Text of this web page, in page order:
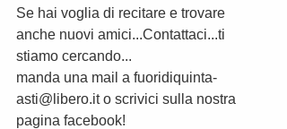
Se hai voglia di recitare e trovare
anche nuovi amici...Contattaci...ti
stiamo cercando...
manda una mail a fuoridiquinta-
asti@libero.it o scrivici sulla nostra
pagina facebook!